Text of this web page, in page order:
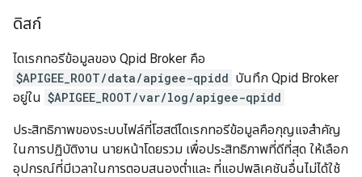
ดิสก์
ไดเรกทอรีข้อมูลของ Qpid Broker คือ
$APIGEE_ROOT/data/apigee-qpidd บันทึก Qpid Broker
อยู่ใน $APIGEE_ROOT/var/log/apigee-qpidd
ประสิทธิภาพของระบบไฟล์ที่โฮสต์ไดเรกทอรีข้อมูลคือกุญแจสำคัญ
ในการปฏิบัติงาน นายหน้าโดยรวม เพื่อประสิทธิภาพที่ดีที่สุด ให้เลือก
อุปกรณ์ที่มีเวลาในการตอบสนองต่ำและ ที่แอปพลิเคชันอื่นไม่ได้ใช้